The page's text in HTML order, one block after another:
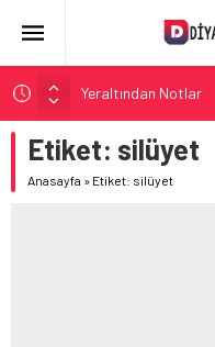
Yeraltından Notlar
Aylak Adam
Zebercet
Demiryolu Hikâyecileri
Etiket: silüyet
Anasayfa » Etiket: silüyet